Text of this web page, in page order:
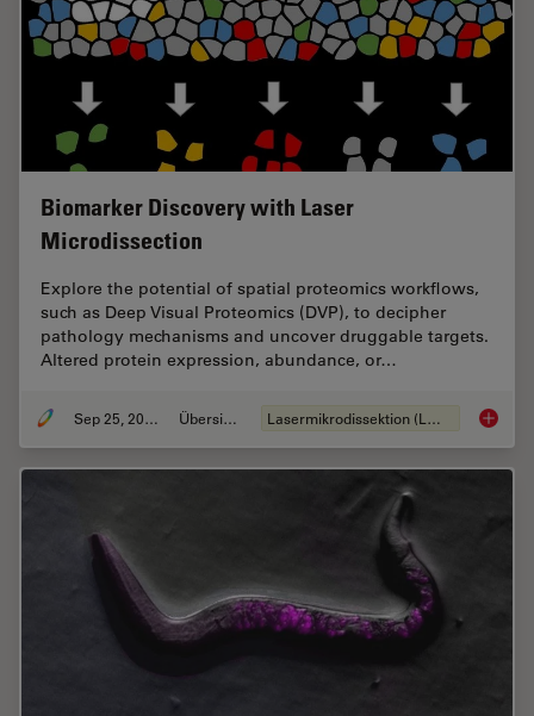
Biomarker Discovery with Laser
Microdissection
Explore the potential of spatial proteomics workflows,
such as Deep Visual Proteomics (DVP), to decipher
pathology mechanisms and uncover druggable targets.
Altered protein expression, abundance, or…
Sep 25, 2025 Übersicht Lasermikrodissektion (LMD)